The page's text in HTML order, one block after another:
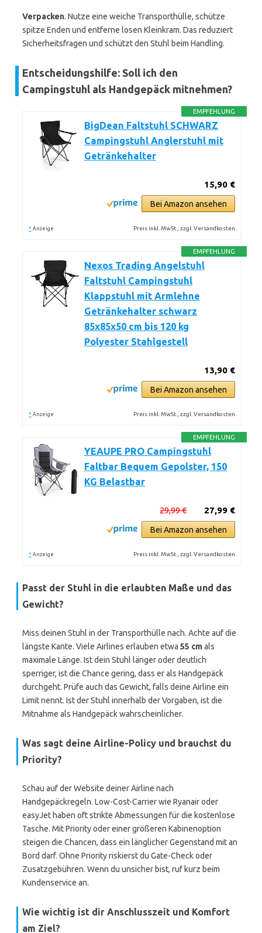
Verpacken. Nutze eine weiche Transporthülle, schütze
spitze Enden und entferne losen Kleinkram. Das reduziert
Sicherheitsfragen und schützt den Stuhl beim Handling.
Entscheidungshilfe: Soll ich den
Campingstuhl als Handgepäck mitnehmen?
EMPFEHLUNG
BigDean Faltstuhl SCHWARZ
Campingstuhl Anglerstuhl mit
Getränkehalter
15,90 €
Bei Amazon ansehen
* Anzeige Preis inkl. MwSt., zzgl. Versandkosten
EMPFEHLUNG
Nexos Trading Angelstuhl
Faltstuhl Campingstuhl
Klappstuhl mit Armlehne
Getränkehalter schwarz
85x85x50 cm bis 120 kg
Polyester Stahlgestell
13,90 €
Bei Amazon ansehen
* Anzeige Preis inkl. MwSt., zzgl. Versandkosten
EMPFEHLUNG
YEAUPE PRO Campingstuhl
Faltbar Bequem Gepolster, 150
KG Belastbar
27,99 €
29,99 €
Bei Amazon ansehen
* Anzeige Preis inkl. MwSt., zzgl. Versandkosten
Passt der Stuhl in die erlaubten Maße und das
Gewicht?
Miss deinen Stuhl in der Transporthülle nach. Achte auf die
längste Kante. Viele Airlines erlauben etwa 55 cmals
maximale Länge. Ist dein Stuhl länger oder deutlich
sperriger, ist die Chance gering, dass er als Handgepäck
durchgeht. Prüfe auch das Gewicht, falls deine Airline ein
Limit nennt. Ist der Stuhl innerhalb der Vorgaben, ist die
Mitnahme als Handgepäck wahrscheinlicher.
Was sagt deine Airline-Policy und brauchst du
Priority?
Schau auf der Website deiner Airline nach
Handgepäckregeln. Low-Cost-Carrier wie Ryanair oder
easyJet haben oft strikte Abmessungen für die kostenlose
Tasche. Mit Priority oder einer größeren Kabinenoption
steigen die Chancen, dass ein länglicher Gegenstand mit an
Bord darf. Ohne Priority riskierst du Gate-Check oder
Zusatzgebühren. Wenn du unsicher bist, ruf kurz beim
Kundenservice an.
Wie wichtig ist dir Anschlusszeit und Komfort
am Ziel?